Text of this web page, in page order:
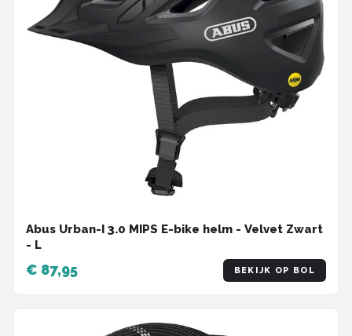
Abus Urban-I 3.0 MIPS E-bike helm - Velvet Zwart
- L
€ 87,95 BEKIJK OP BOL